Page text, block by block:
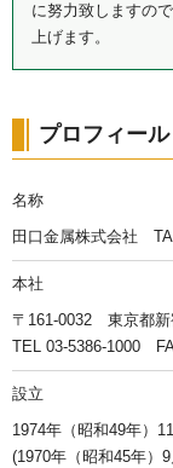
に努力致しますの
上げます。
プロフィール
名称
田口金属株式会社
本社
〒161-0032 東京都新
TEL 03-5386-1000
設立
1974年（昭和49年）
(1970年（昭和45年）